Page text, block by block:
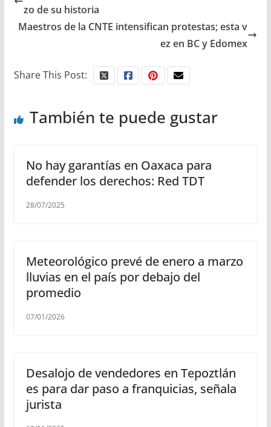
zo de su historia
Maestros de la CNTE intensifican protestas; esta v
ez en BC y Edomex
Share This Post:
También te puede gustar
No hay garantías en Oaxaca para
defender los derechos: Red TDT
28/07/2025
Meteorológico prevé de enero a marzo
lluvias en el país por debajo del
promedio
07/01/2026
Desalojo de vendedores en Tepoztlán
es para dar paso a franquicias, señala
jurista